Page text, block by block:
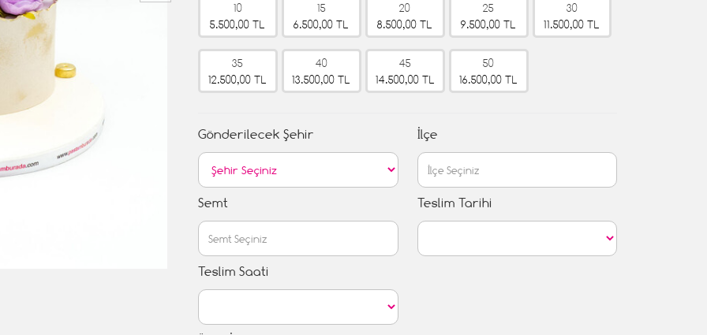
10
5.500,00 TL
15
6.500,00 TL
20
8.500,00 TL
25
9.500,00 TL
30
11.500,00 TL
35
12.500,00 TL
40
13.500,00 TL
45
14.500,00 TL
50
16.500,00 TL
Gönderilecek Şehir İlçe
Semt Teslim Tarihi
Teslim Saati